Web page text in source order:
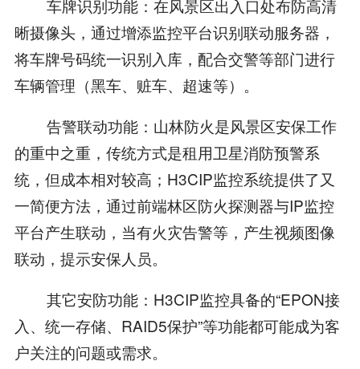
车牌识别功能：在风景区出入口处布防高清
晰摄像头，通过增添监控平台识别联动服务器，
将车牌号码统一识别入库，配合交警等部门进行
车辆管理（黑车、赃车、超速等）。
告警联动功能：山林防火是风景区安保工作
的重中之重，传统方式是租用卫星消防预警系
统，但成本相对较高；H3CIP监控系统提供了又
一简便方法，通过前端林区防火探测器与IP监控
平台产生联动，当有火灾告警等，产生视频图像
联动，提示安保人员。
其它安防功能：H3CIP监控具备的“EPON接
入、统一存储、RAID5保护”等功能都可能成为客
户关注的问题或需求。